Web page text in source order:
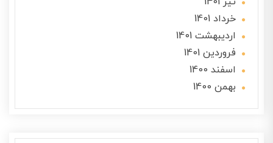
خرداد 1401
ارديبهشت 1401
فروردین 1401
اسفند 1400
بهمن 1400